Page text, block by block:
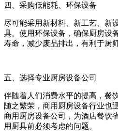
四、采购低能耗、环保设备
尽可能采用新材料、新工艺、新
具。使用环保设备，确保厨房设
寿命，减少废品排出，有利于厨
五、选择专业厨房设备公司
伴随着人们消费水平的提高，餐
随之繁荣，商用厨房设备行业也
商用厨房设备公司，为酒店餐饮
用厨具前必须考虑的问题。